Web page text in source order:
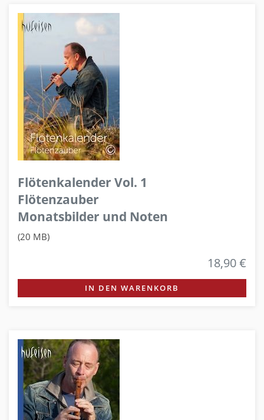
Flötenkalender Vol. 1
Flötenzauber
Monatsbilder und Noten
(20 MB)
18,90 €
IN DEN WARENKORB